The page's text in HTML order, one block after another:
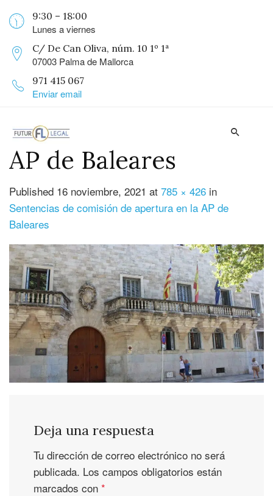
9:30 – 18:00
Lunes a viernes
C/ De Can Oliva, núm. 10 1º 1ª
07003 Palma de Mallorca
971 415 067
Enviar email
AP de Baleares
Published 16 noviembre, 2021 at 785 × 426 in
Sentencias de comisión de apertura en la AP de
Baleares
Deja una respuesta
Tu dirección de correo electrónico no será
publicada. Los campos obligatorios están
marcados con *